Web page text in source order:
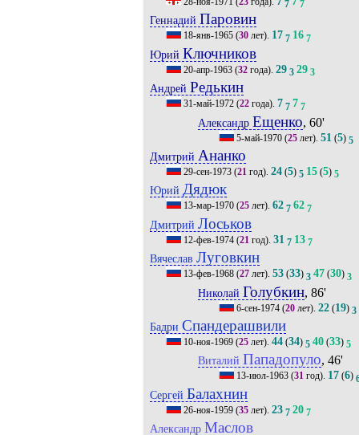
7 7
Геннадий Паровин
18-янв-1965(30лет). 17 7 16 7
Юрий Ключников
20-апр-1963(32года). 29 3 29 3
Андрей Редькин
31-май-1972(22года). 7 7 7 7
Александр Ещенко, 60'
5-май-1970 (25 лет).51 (5) 5
Дмитрий Ананко
29-сен-1973(21год). 24(5) 5 15(5) 5
Юрий Дядюк
13-мар-1970(25лет). 62 7 62 7
Дмитрий Лоськов
12-фев-1974(21 год). 31 7 13 7
Вячеслав Луговкин
13-фев-1968(27лет). 53(33) 3 47(30) 3
Николай Голубкин, 86'
6-сен-1974 (20 лет).22 (19) 3
Бадри Спандерашвили
10-ноя-1969(25лет). 44(34) 5 40(33) 5
Виталий Пападопуло, 46'
13-июл-1963 (31 год). 17 (6)
Сергей Балахнин
26-ноя-1959(35лет). 23 7 20 7
Александр Маслов